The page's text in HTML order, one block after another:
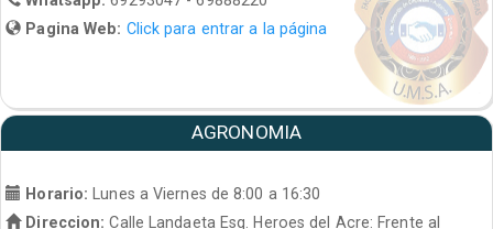
Pagina Web: Click para entrar a la página
AGRONOMIA
Horario:
Lunes a Viernes de 8:00 a 16:30
Direccion: Calle Landaeta Esq. Heroes del Acre: Frente al